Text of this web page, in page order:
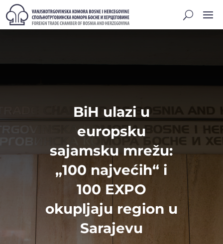
BiH ulazi u
europsku
sajamsku mrežu:
„100 najvećih“ i
100 EXPO
okupljaju region u
Sarajevu